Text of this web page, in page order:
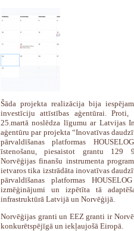
Šāda projekta realizācija bija
investīciju attīstības aģentūrai. Proti,
25.martā noslēdza līgumu ar Latvijas
aģentūru par projekta “Inovatīvas
pārvaldīšanas platformas
īstenošanu, piesaistot grantu 129
Norvēģijas finanšu instrumenta
ietvaros tika izstrādāta inovatīvas
pārvaldīšanas platformas
izmēģinājumi un izpētīta tā
infrastruktūrā Latvijā un Norvēģijā.
Norvēģijas granti un EEZ granti ir
konkurētspējīgā un iekļaujošā Eiropā.